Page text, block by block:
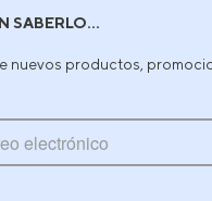
SABERLO...
nuevos productos,